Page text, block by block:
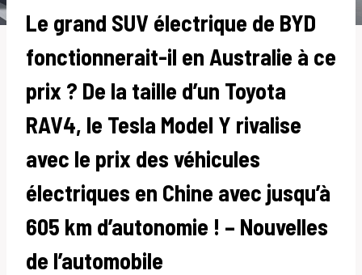
Le grand SUV électrique de BYD
fonctionnerait-il en Australie à ce
prix ? De la taille d’un Toyota
RAV4, le Tesla Model Y rivalise
avec le prix des véhicules
électriques en Chine avec jusqu’à
605 km d’autonomie ! – Nouvelles
de l’automobile